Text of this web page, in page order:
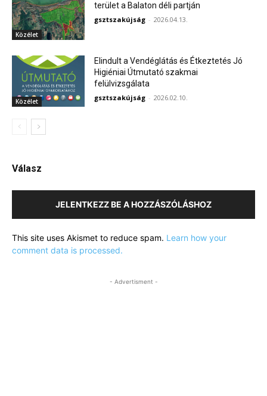
Közélet
terület a Balaton déli partján
gsztszakújság - 2026.04.13.
Közélet
Elindult a Vendéglátás és Étkeztetés Jó
Higiéniai Útmutató szakmai
felülvizsgálata
gsztszakújság - 2026.02.10.
Válasz
JELENTKEZZ BE A HOZZÁSZÓLÁSHOZ
This site uses Akismet to reduce spam. Learn how your
comment data is processed.
- Advertisment -